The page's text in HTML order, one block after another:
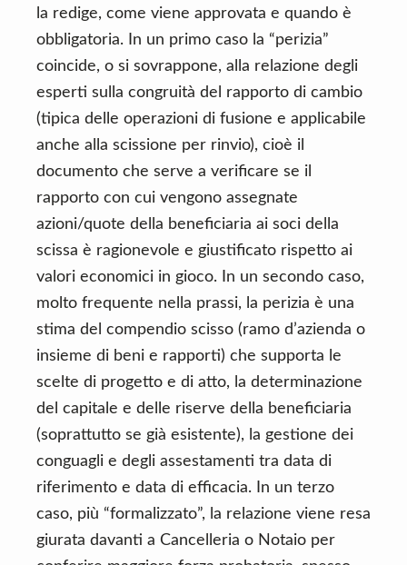
la redige, come viene approvata e quando è
obbligatoria. In un primo caso la “perizia”
coincide, o si sovrappone, alla relazione degli
esperti sulla congruità del rapporto di cambio
(tipica delle operazioni di fusione e applicabile
anche alla scissione per rinvio), cioè il
documento che serve a verificare se il
rapporto con cui vengono assegnate
azioni/quote della beneficiaria ai soci della
scissa è ragionevole e giustificato rispetto ai
valori economici in gioco. In un secondo caso,
molto frequente nella prassi, la perizia è una
stima del compendio scisso (ramo d’azienda o
insieme di beni e rapporti) che supporta le
scelte di progetto e di atto, la determinazione
del capitale e delle riserve della beneficiaria
(soprattutto se già esistente), la gestione dei
conguagli e degli assestamenti tra data di
riferimento e data di efficacia. In un terzo
caso, più “formalizzato”, la relazione viene resa
giurata davanti a Cancelleria o Notaio per